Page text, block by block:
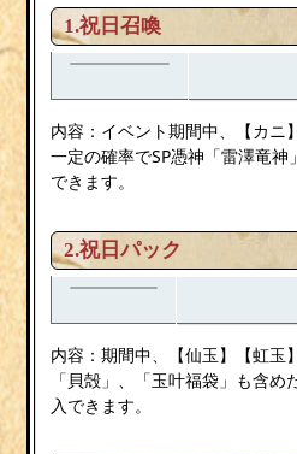
1.祝日召喚
内容：イベント期間中、【カニ
一定の確率でSP憑神「雷澤竜
できます。
2.祝日パック
内容：期間中、【仙玉】【虹玉
「貝殻」、「玉叶福袋」も含
入できます。